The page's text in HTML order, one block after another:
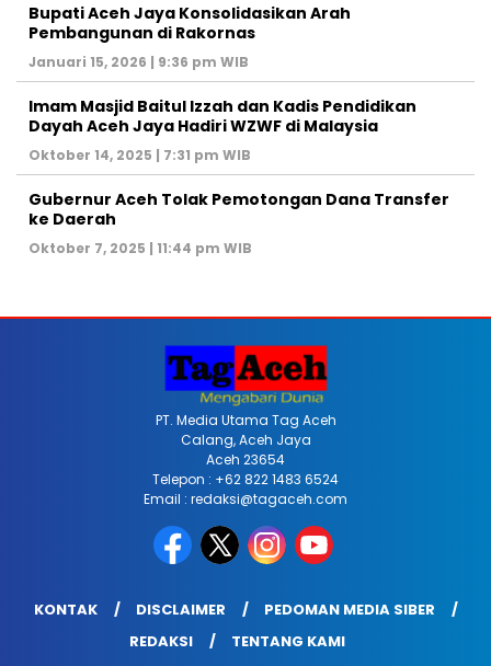
Bupati Aceh Jaya Konsolidasikan Arah
Pembangunan di Rakornas
Januari 15, 2026 | 9:36 pm WIB
Imam Masjid Baitul Izzah dan Kadis Pendidikan
Dayah Aceh Jaya Hadiri WZWF di Malaysia
Oktober 14, 2025 | 7:31 pm WIB
Gubernur Aceh Tolak Pemotongan Dana Transfer
ke Daerah
Oktober 7, 2025 | 11:44 pm WIB
PT. Media Utama Tag Aceh
Calang, Aceh Jaya
Aceh 23654
Telepon : +62 822 1483 6524
Email : redaksi@tagaceh.com
KONTAK DISCLAIMER
PEDOMAN MEDIA SIBER
REDAKSI
TENTANG KAMI